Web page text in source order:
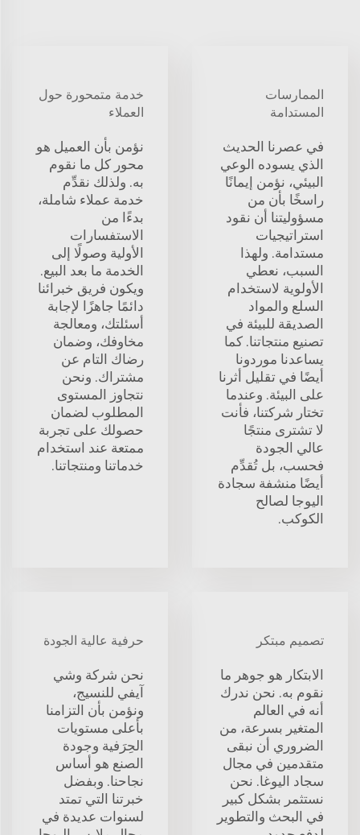
الممارسات
المستدامة
في عصرنا الحديث
الذي يسوده الوعي
البيئي، نؤمن إيمانًا
راسخًا بأن من
مسؤوليتنا أن نقود
استراتيجيات
مستدامة. ولهذا
السبب، نعطي
الأولوية لاستخدام
السلع والمواد
الصديقة للبيئة في
تصنيع منتجاتنا. كما
يساعدنا موردونا
أيضًا في تقليل أثرنا
على البيئة. وعندما
تختار شركتنا، فأنت
لا تشترى منتجًا
عالي الجودة
فحسب، بل تُقدِّم
أيضًا منشفة سجادة
اليوجا لصالح
الكوكب.
خدمة متمحورة حول
العملاء
نؤمن بأن العميل هو
محور كل ما نقوم
به. ولذلك نقدِّم
خدمة عملاء شاملة،
بدءًا من
الاستفسارات
الأولية وصولًا إلى
الخدمة ما بعد البيع.
ويكون فريق خبرائنا
دائمًا جاهزًا لإجابة
أسئلتك، ومعالجة
مخاوفك، وضمان
رضاك التام عن
مشتراك. ونحن
نتجاوز المستوى
المطلوب لضمان
حصولك على تجربة
ممتعة عند استخدام
خدماتنا ومنتجاتنا.
تصميم مبتكر
الابتكار هو جوهر ما
نقوم به. نحن ندرك
أنه في العالم
المتغير بسرعة، من
الضروري أن نبقى
متقدمين في مجال
سجاد اليوغا. نحن
نستثمر بشكل كبير
في البحث والتطوير
حرفية عالية الجودة
نحن شركة وشي
آيفي للنسيج،
ونؤمن بأن التزامنا
بأعلى مستويات
الحِرَفية وجودة
الصنع هو أساس
نجاحنا. وبفضل
خبرتنا التي تمتد
لسنوات عديدة في